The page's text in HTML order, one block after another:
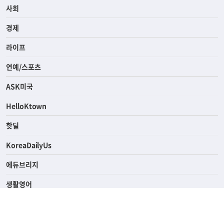
사회
경제
라이프
연예/스포츠
ASK미국
HelloKtown
핫딜
KoreaDailyUs
에듀브리지
생활영어